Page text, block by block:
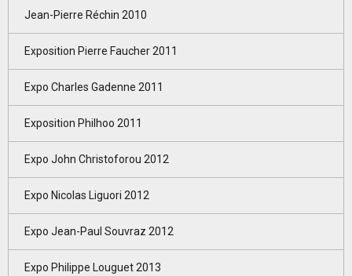
Jean-Pierre Réchin 2010
Exposition Pierre Faucher 2011
Expo Charles Gadenne 2011
Exposition Philhoo 2011
Expo John Christoforou 2012
Expo Nicolas Liguori 2012
Expo Jean-Paul Souvraz 2012
Expo Philippe Louguet 2013